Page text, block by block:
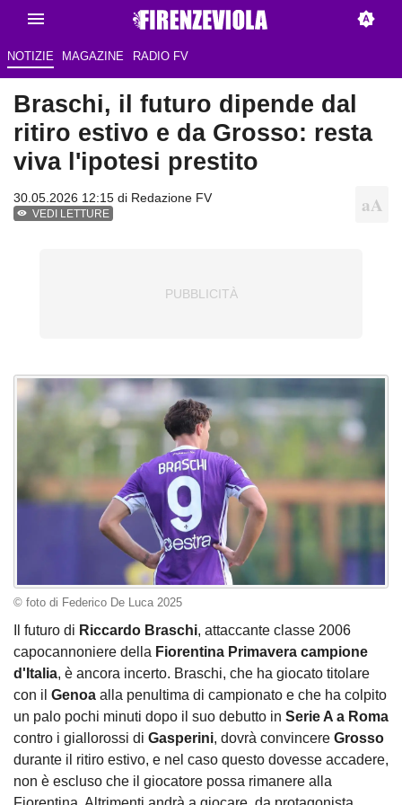
NOTIZIE MAGAZINE RADIO FV
Braschi, il futuro dipende dal
ritiro estivo e da Grosso: resta
viva l'ipotesi prestito
30.05.2026 12:15 di Redazione FV
VEDI LETTURE
© foto di Federico De Luca 2025
Il futuro di Riccardo Braschi, attaccante classe 2006
capocannoniere della Fiorentina Primavera campione
d'Italia, è ancora incerto. Braschi, che ha giocato titolare
con il Genoa alla penultima di campionato e che ha colpito
un palo pochi minuti dopo il suo debutto in Serie A a Roma
contro i giallorossi di Gasperini, dovrà convincere Grosso
durante il ritiro estivo, e nel caso questo dovesse accadere,
non è escluso che il giocatore possa rimanere alla